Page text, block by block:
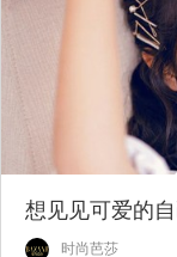
时尚芭莎